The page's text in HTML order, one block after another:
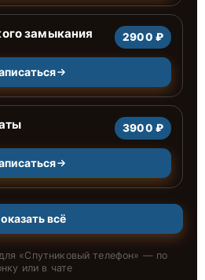
замыкания 2900 ₽
3900 ₽
всё
«Спутниковый телефон» — по
или в чате